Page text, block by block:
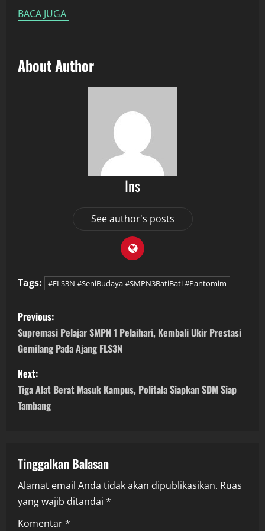
BACA JUGA
About Author
Ins
See author's posts
Tags: #FLS3N #SeniBudaya #SMPN3BatiBati #Pantomim
P
o
s
t
n
v
i
g
Previous:
Supremasi Pelajar SMPN 1 Pelaihari, Kembali Ukir Prestasi
Gemilang Pada Ajang FLS3N
Next:
Tiga Alat Berat Masuk Kampus, Politala Siapkan SDM Siap
Tambang
Tinggalkan Balasan
Alamat email Anda tidak akan dipublikasikan. Ruas
yang wajib ditandai *
Komentar*